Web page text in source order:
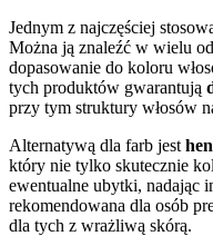
Jednym z najczęściej
Można ją znaleźć w wielu
dopasowanie do koloru
tych produktów gwarantują
przy tym struktury włosów
Alternatywą dla farb jest
który nie tylko skutecznie
ewentualne ubytki, nadając
rekomendowana dla osób
dla tych z wrażliwą skórą.